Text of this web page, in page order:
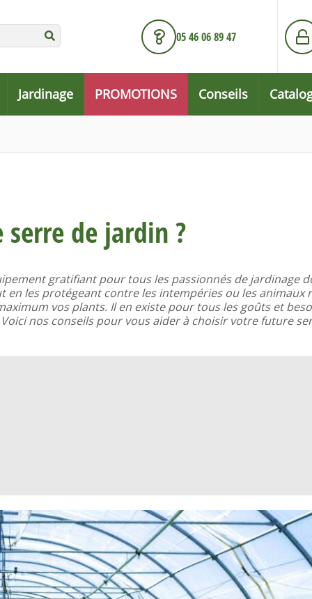
05 46 06 89 47
Jardinage PROMOTIONS Conseils
de jardin ?
gratifiant pour tous les passionnés de jardinage
les protégeant contre les intempéries ou les animaux
vos plants. Il en existe pour tous les goûts et
nos conseils pour vous aider à choisir votre future